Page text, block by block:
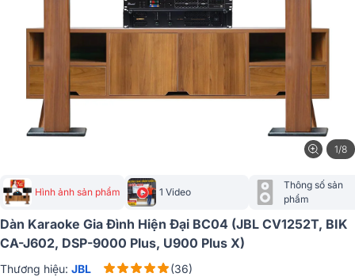
1/8
Hình ảnh sản phẩm 1 Video
Thông số sản
phẩm
Dàn Karaoke Gia Đình Hiện Đại BC04 (JBL CV1252T, BIK
CA-J602, DSP-9000 Plus, U900 Plus X)
Thương hiệu: JBL (36)